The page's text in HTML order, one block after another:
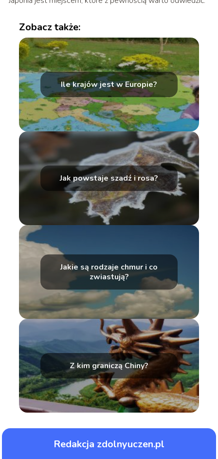
Zobacz także:
Ile krajów jest w Europie?
Jak powstaje szadź i rosa?
Jakie są rodzaje chmur i co
zwiastują?
Z kim graniczą Chiny?
Redakcja zdolnyuczen.pl